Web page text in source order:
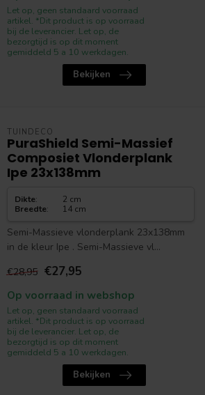
Let op, geen standaard voorraad
artikel. *Dit product is op voorraad
bij de leverancier. Let op, de
bezorgtijd is op dit moment
gemiddeld 5 a 10 werkdagen.
Bekijken
TUINDECO
PuraShield Semi-Massief
Composiet Vlonderplank
Ipe 23x138mm
Dikte:
2 cm
Breedte: 14 cm
Semi-Massieve vlonderplank 23x138mm
in de kleur Ipe . Semi-Massieve vl...
€28,95 €27,95
Op voorraad in webshop
Let op, geen standaard voorraad
artikel. *Dit product is op voorraad
bij de leverancier. Let op, de
bezorgtijd is op dit moment
gemiddeld 5 a 10 werkdagen.
Bekijken